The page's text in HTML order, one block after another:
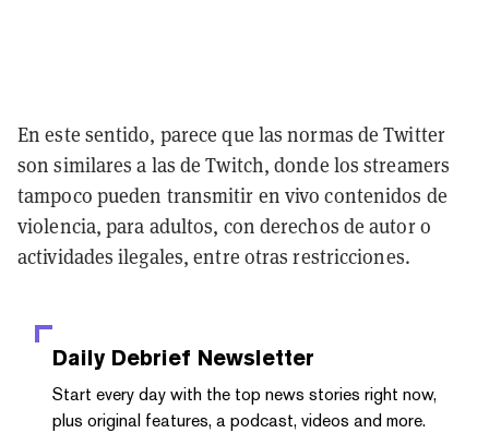
En este sentido, parece que las normas de Twitter
son similares a las de Twitch, donde los streamers
tampoco pueden transmitir en vivo contenidos de
violencia, para adultos, con derechos de autor o
actividades ilegales, entre otras restricciones.
Daily Debrief Newsletter
Start every day with the top news stories right now,
plus original features, a podcast, videos and more.